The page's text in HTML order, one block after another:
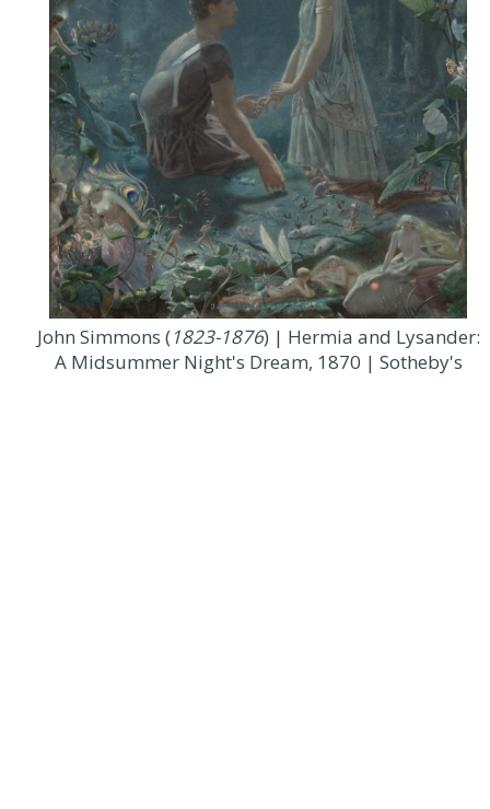
John Simmons (1823-1876) | Hermia and Lysander:
A Midsummer Night's Dream, 1870 | Sotheby's